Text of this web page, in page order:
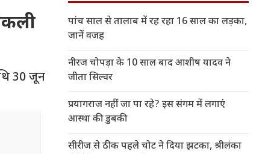
30 जून
पांच साल से तालाब में रह रहा 16 साल का लड़का,
जानें वजह
नीरज चोपड़ा के 10 साल बाद आशीष यादव ने
जीता सिल्वर
प्रयागराज नहीं जा पा रहे? इस संगम में लगाएं
आस्था की डुबकी
सीरीज से ठीक पहले चोट ने दिया झटका, श्रीलंका